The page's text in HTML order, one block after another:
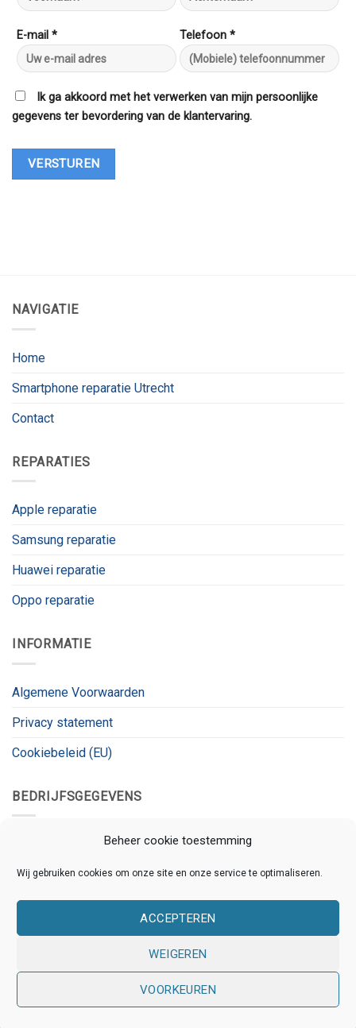
Beheer cookie toestemming
Wij gebruiken cookies om onze site en onze service te optimaliseren.
ACCEPTEREN
WEIGEREN
VOORKEUREN
E-mail * Telefoon *
Ik ga akkoord met het verwerken van mijn persoonlijke
gegevens ter bevordering van de klantervaring.
NAVIGATIE
Home
Smartphone reparatie Utrecht
Contact
REPARATIES
Apple reparatie
Samsung reparatie
Huawei reparatie
Oppo reparatie
INFORMATIE
Algemene Voorwaarden
Privacy statement
Cookiebeleid (EU)
BEDRIJFSGEGEVENS
3531 CL, Utrecht
BTW:BTW_ID
Copyright 2026 © Kanaalnet | Ontwikkeld door
Assistants